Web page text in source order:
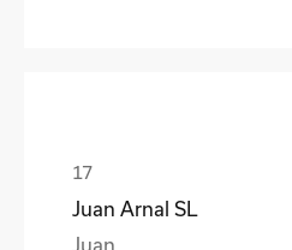
Juan Arnal SL
Juan